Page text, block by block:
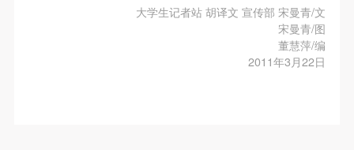
大学生记者站 胡译文 宣传部 宋曼青/文
宋曼青/图
董慧萍/编
2011年3月22日
的人身安全不负有民事及相关连带责任。
参加活动者在此次活动期间应主动遵守美术馆活动秩
的人身安全不负有民事及相关连带责任。
参加活动者在此次活动期间应主动遵守美术馆活动秩
的人身安全不负有民事及相关连带责任。
参加活动者在此次活动期间应主动遵守美术馆活动秩